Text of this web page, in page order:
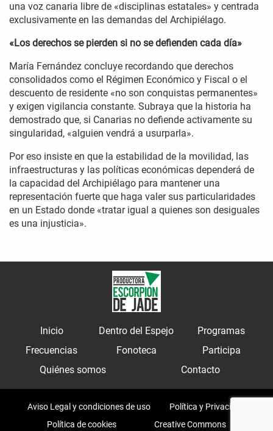
una voz canaria libre de «disciplinas estatales» y centrada
exclusivamente en las demandas del Archipiélago.
«Los derechos se pierden si no se defienden cada día»
María Fernández concluye recordando que derechos
consolidados como el Régimen Económico y Fiscal o el
descuento de residente «no son conquistas permanentes»
y exigen vigilancia constante. Subraya que la historia ha
demostrado que, si Canarias no defiende activamente su
singularidad, «alguien vendrá a usurparla».
Por eso insiste en que la estabilidad de la movilidad, las
infraestructuras y las políticas económicas dependerá de
la capacidad del Archipiélago para mantener una
representación fuerte que haga valer sus particularidades
en un Estado donde «tratar igual a quienes son desiguales
es una injusticia».
Inicio Dentro del Espejo
Programas
Frecuencias
Fonoteca
Participa
Quiénes somos
Contacto
Aviso Legal y condiciones de uso
Política y Privacidad
Política de cookies
Creative Commons